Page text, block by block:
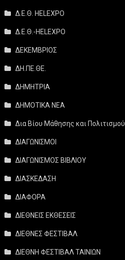
Δ.Ε.Θ. HELEXPO
Δ.Ε.Θ.-HELEXPO
ΔΕΚΕΜΒΡΙΟΣ
ΔΗ.ΠΕ.ΘΕ.
ΔΗΜΗΤΡΙΑ
ΔΗΜΟΤΙΚΑ ΝΕΑ
Δια Βίου Μάθησης και Πολιτισμού
ΔΙΑΓΩΝΙΣΜΟΙ
ΔΙΑΓΩΝΙΣΜΟΣ ΒΙΒΛΙΟΥ
ΔΙΑΣΚΕΔΑΣΗ
ΔΙΑΦΟΡΑ
ΔΙΕΘΝΕΙΣ ΕΚΘΕΣΕΙΣ
ΔΙΕΘΝΕΣ ΦΕΣΤΙΒΑΛ
ΔΙΕΘΝΗ ΦΕΣΤΙΒΑΛ ΤΑΙΝΙΩΝ